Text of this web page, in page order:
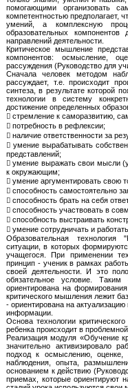
помогающими организовать
компетентностью предполагает,
умений, а комплексную
образовательных
направлений деятельности.
Критическое мышление
компонентов: осмысление,
рассуждения (Руководство для
Сначала человек методом
рассуждает, т.е. происходит
синтеза, в результате которой
технологии в систему
достижение определенных
 стремление к саморазвитию,
 потребность в рефлексии;
 наличие ответственности за
 умение вырабатывать
представлений;
 умение выражать свои мысли
к окружающим;
 умение аргументировать свою
 способность самостоятельно
 способность брать на себя
 способность участвовать в
 способность выстраивать
 умение сотрудничать и
Образовательная технология
ситуации, в которых
учащегося. При применении
принцип - ученик в рамках
своей деятельности. И это
обязательное условие. Таким
ориентирована на
критического мышления лежит
- ориентирована на
информации.
Основа технологии
ребенка происходит в
Реализация модуля «Обучение
значительно активизировало
подход к осмыслению, оценке,
наблюдения, опыта,
основанием к действию
приемах, которые ориентируют